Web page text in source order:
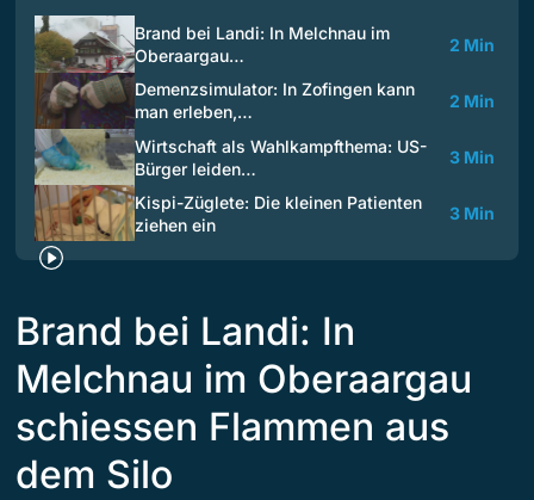
Brand bei Landi: In Melchnau im
Oberaargau…
2 Min
Demenzsimulator: In Zofingen kann
man erleben,…
2 Min
Wirtschaft als Wahlkampfthema: US-
Bürger leiden…
3 Min
Kispi-Züglete: Die kleinen Patienten
ziehen ein
3 Min
Brand bei Landi: In
Melchnau im Oberaargau
schiessen Flammen aus
dem Silo